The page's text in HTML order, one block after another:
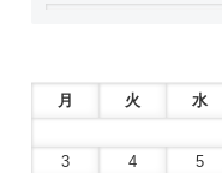
月 火 水
3
4 5